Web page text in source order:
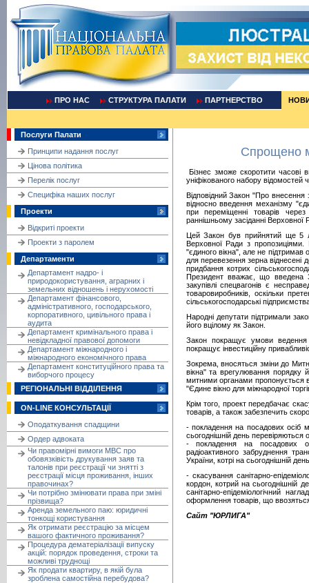
ПРО НАС СТРУКТУРА ПАЛАТИ ПАРТНЕРСТВО
Послуги Палати
Принципи надання послуг
Цінова політика
Перелік послуг
Cпецифіка наших послуг
Проекти
Відкриті проекти
Проекти з паролем
Департаменти
Департамент надро- і
природокористування, аграрних і
земельних відношень і нерухомості
Департамент фінансового,
адміністративного, господарського,
корпоративного, цивільного права і
аудита
Департамент кримінального права і
невідкладної правової допомоги
Департамент міжнародного і
міжнародного економічного права
Департамент конституційного права та
виборчого процесу
РЕГІОНАЛЬНІ ВІДДІЛЕННЯ
ON-LINE КОНСУЛЬТАЦІЇ
Оподаткування спадщини
Ордер адвоката
Чи правомірні вимоги МВС про
обовязківість друкування заяв та
талонів при реєстрації чи знятті з
реєстрації місця проживання, інших
правочинах?
Чи потрібно змінювати права при зміні
прізвища?
Аренда земельного паю: юридичні
тонкощі користування
Як отримати реєстрацію за місцем
вашого фактичного проживання?
Процедура дематеріалізації випуску
акцій: порядок проведення, строки та
можливі труднощі
Як продати квартиру, в якій була
зроблена самостійна перебудова?
Спрощено
Бізнес зможе скоротити часові
уніфікованого набору відомостей
Відповідний Закон "Про внесення
відносно введення механізму
при переміщенні товарів
раннішньому засіданні
Цей Закон був прийнятий ще 5
Верховної Ради з пропозиціями.
"єдиного вікна", але не підтримав
для перевезення зерна віднесені
придбання котрих
Президент вважає, що введена
закупівлі спецвагонів є
товаровиробників, оскільки
сільськогосподарські
Народні депутати підтримали
його вцілому як Закон.
Закон покращує умови ведення
покращує інвестиційну
Зокрема, вносяться зміни до
вікна" та врегулювання порядку
митними органами пропонується
"Єдине вікно для міжнародної
Крім того, проект передбачає
товарів, а також забезпечить
- покладення на посадових осіб
сьогоднішній день перевіряються
- покладення на посадових
радіоактивного забруднення
України, котрі на сьогоднішній
- скасування санітарно-
кордон, котрий на сьогоднішній
санітарно-епідеміологічний
оформлення товарів, що
Сайт "ЮРЛИГА"